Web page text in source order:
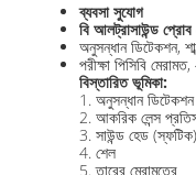
ব্যবসা সুযোগ
বি আলট্রাসাউন্ড প্রোব
অনুসন্ধান ডিটেকশন,
পরীক্ষা পিসিবি
বিস্তারিত ভূমিকা:
1. অনুসন্ধান ডিটেকশন
2. আকরিক লেন্স
3. সাউন্ড হেড (স্ফটিক)
4. শেল
5. তারের মেরামতের